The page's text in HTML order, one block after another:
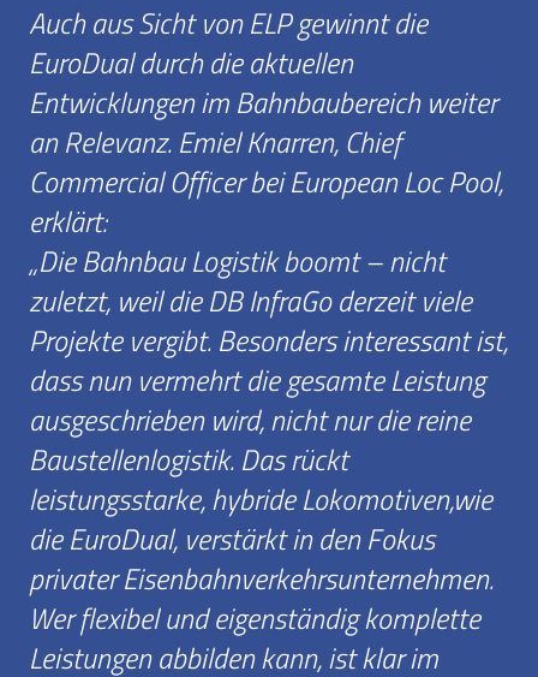
Auch aus Sicht von ELP gewinnt die
EuroDual durch die aktuellen
Entwicklungen im Bahnbaubereich weiter
an Relevanz. Emiel Knarren, Chief
Commercial Officer bei European Loc Pool,
erklärt:
„Die Bahnbau Logistik boomt – nicht
zuletzt, weil die DB InfraGo derzeit viele
Projekte vergibt. Besonders interessant ist,
dass nun vermehrt die gesamte Leistung
ausgeschrieben wird, nicht nur die reine
Baustellenlogistik. Das rückt
leistungsstarke, hybride Lokomotiven,wie
die EuroDual, verstärkt in den Fokus
privater Eisenbahnverkehrsunternehmen.
Wer flexibel und eigenständig komplette
Leistungen abbilden kann, ist klar im